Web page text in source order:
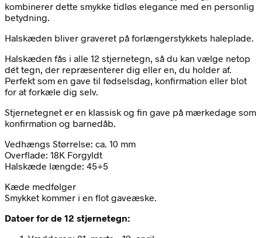
kombinerer dette smykke tidløs elegance med en personlig
betydning.
Halskæden bliver graveret på forlængerstykkets haleplade.
Halskæden fås i alle 12 stjernetegn, så du kan vælge netop
dét tegn, der repræsenterer dig eller en, du holder af.
Perfekt som en gave til fødselsdag, konfirmation eller blot
for at forkæle dig selv.
Stjernetegnet er en klassisk og fin gave på mærkedage som
konfirmation og barnedåb.
Vedhængs Størrelse: ca. 10 mm
Overflade: 18K Forgyldt
Halskæde længde: 45+5
Kæde medfølger
Smykket kommer i en flot gaveæske.
Datoer for de 12 stjernetegn: